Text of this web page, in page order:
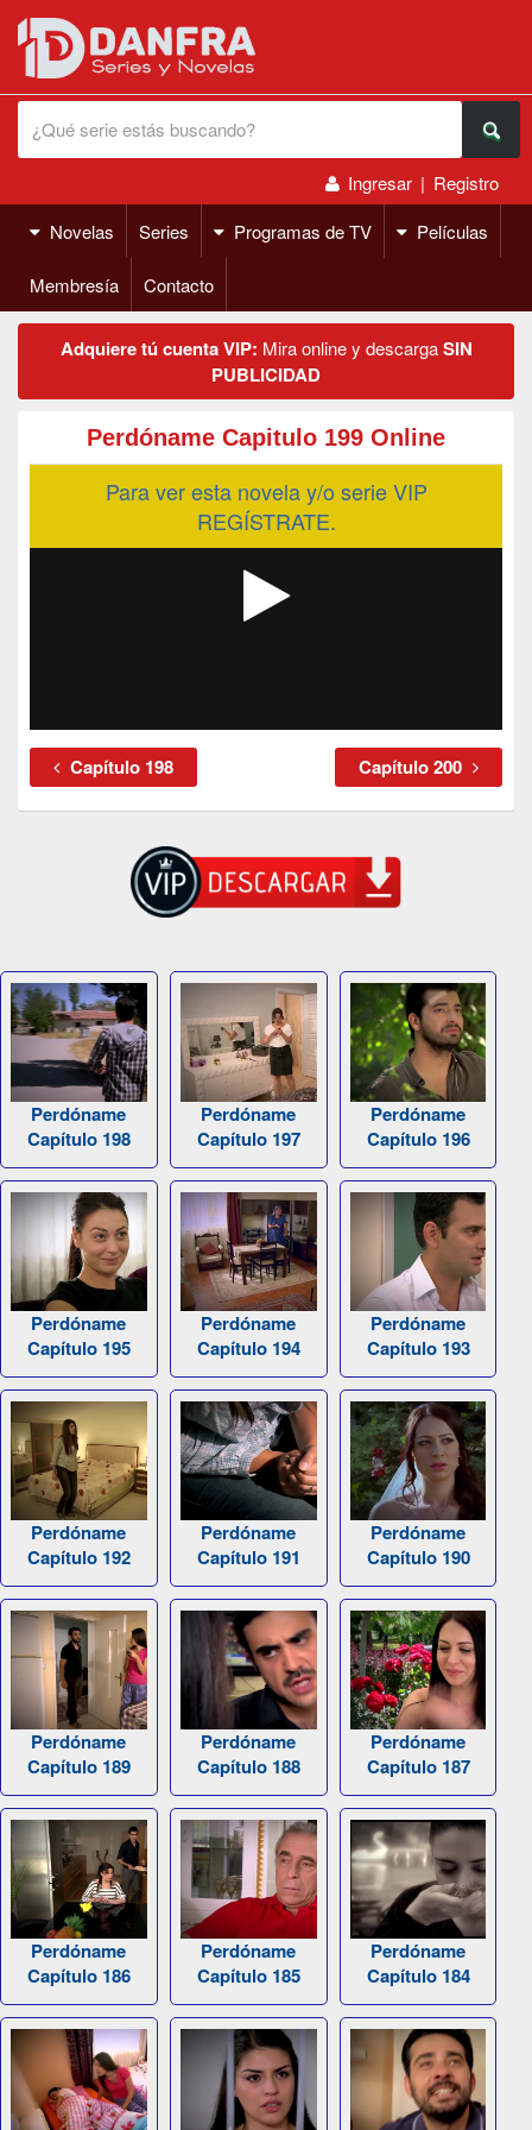
Ingresar | Registro
Novelas
Series Programas de TV Películas
Membresía Contacto
Adquiere tú cuenta VIP: Mira online y descargaSIN
PUBLICIDAD
Perdóname Capitulo 199 Online
Para ver esta novela y/o serie VIP
REGÍSTRATE.
Capítulo 198 Capítulo 200
Perdóname
Capítulo 198
Perdóname
Capítulo 197
Perdóname
Capítulo 196
Perdóname
Capítulo 195
Perdóname
Capítulo 194
Perdóname
Capítulo 193
Perdóname
Capítulo 192
Perdóname
Capítulo 191
Perdóname
Capítulo 190
Perdóname
Capítulo 189
Perdóname
Capítulo 188
Perdóname
Capítulo 187
Perdóname
Capítulo 186
Perdóname
Capítulo 185
Perdóname
Capítulo 184